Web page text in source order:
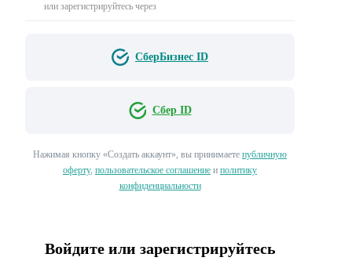
или зарегистрируйтесь через
СберБизнес ID
Сбер ID
Нажимая кнопку «Создать аккаунт», вы принимаете публичную
оферту, пользовательское соглашение и политику
конфиденциальности
Войдите или зарегистрируйтесь